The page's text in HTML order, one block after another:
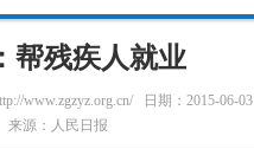
帮残疾人就业
www.zgzyz.org.cn/日期：2015-06-03
来源：人民日报